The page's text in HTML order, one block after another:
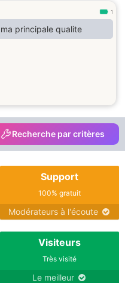
1
principale qualite
Recherche par critères
Support
100% gratuit
Modérateurs à l'écoute
Visiteurs
Très visité
Le meilleur